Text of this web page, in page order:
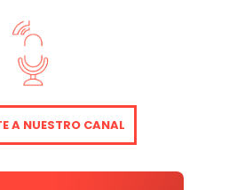
A NUESTRO CANAL